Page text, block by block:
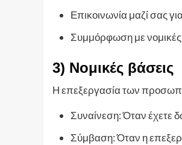
Επικοινωνία μαζί σας
Συμμόρφωση με
3) Νομικές βάσεις
Η επεξεργασία των
Συναίνεση: Όταν έχετε
Σύμβαση: Όταν η